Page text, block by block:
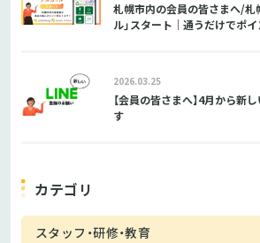
札幌市内の会員の皆さまへ/札
ル」スタート｜通うだけでポ
2026.03.25
【会員の皆さまへ】4月から新
す
カテゴリ
スタッフ・研修・教育